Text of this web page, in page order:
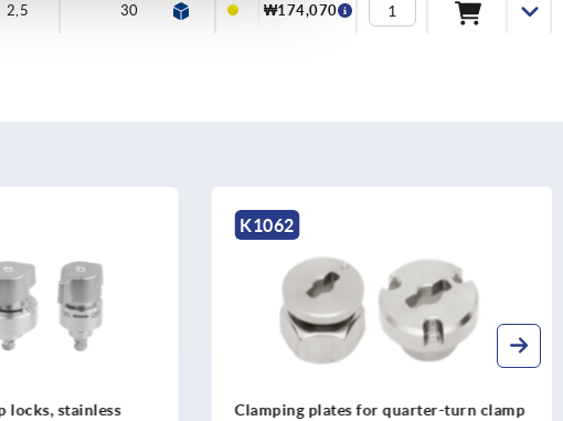
2,5 30 1 30 ≤180 °C
₩174,070
2,5 30 1 30 ≤180 °C
₩174,070
locks, stainless
K1062
Clamping plates for quarter-turn clamp